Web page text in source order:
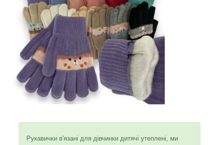
Рукавички в'язані для дівчинки дитячі утеплені, ми